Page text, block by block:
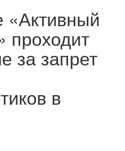
«Активный
проходит
за запрет
в